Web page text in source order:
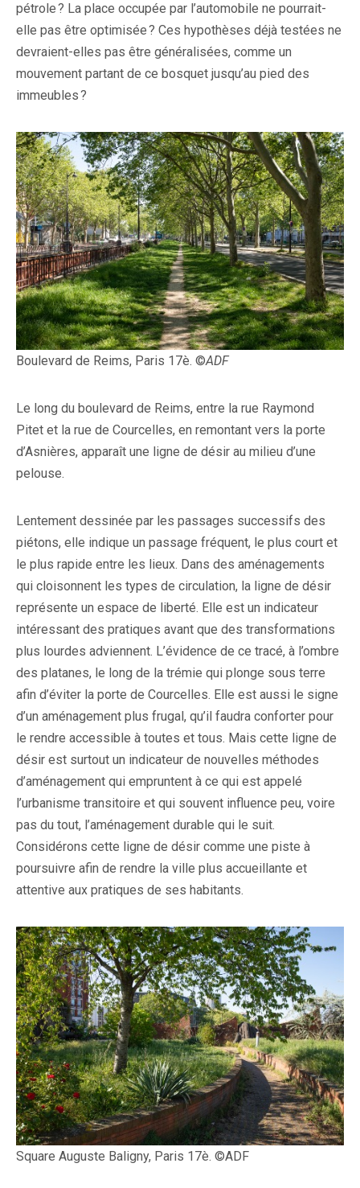
pétrole ? La place occupée par l’automobile ne pourrait-
elle pas être optimisée ? Ces hypothèses déjà testées ne
devraient-elles pas être généralisées, comme un
mouvement partant de ce bosquet jusqu’au pied des
immeubles ?
Boulevard de Reims, Paris 17è. ©ADF
Le long du boulevard de Reims, entre la rue Raymond
Pitet et la rue de Courcelles, en remontant vers la porte
d’Asnières, apparaît une ligne de désir au milieu d’une
pelouse.
Lentement dessinée par les passages successifs des
piétons, elle indique un passage fréquent, le plus court et
le plus rapide entre les lieux. Dans des aménagements
qui cloisonnent les types de circulation, la ligne de désir
représente un espace de liberté. Elle est un indicateur
intéressant des pratiques avant que des transformations
plus lourdes adviennent. L’évidence de ce tracé, à l’ombre
des platanes, le long de la trémie qui plonge sous terre
afin d’éviter la porte de Courcelles. Elle est aussi le signe
d’un aménagement plus frugal, qu’il faudra conforter pour
le rendre accessible à toutes et tous. Mais cette ligne de
désir est surtout un indicateur de nouvelles méthodes
d’aménagement qui empruntent à ce qui est appelé
l’urbanisme transitoire et qui souvent influence peu, voire
pas du tout, l’aménagement durable qui le suit.
Considérons cette ligne de désir comme une piste à
poursuivre afin de rendre la ville plus accueillante et
attentive aux pratiques de ses habitants.
Square Auguste Baligny, Paris 17è. ©ADF